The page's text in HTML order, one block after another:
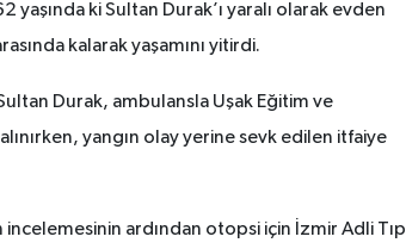
ki Sultan Durak’ı yaralı olarak evden
kalarak yaşamını yitirdi.
Durak, ambulansla Uşak Eğitim ve
yangın olay yerine sevk edilen itfaiye
incelemesinin ardından otopsi için İzmir Adli Tıp